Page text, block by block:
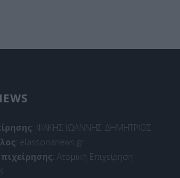
: ΦΑΚΗΣ ΙΩΑΝΝΗΣ ΔΗΜΗΤΡΙΟΣ
: elassonanews.gr
: Ατομική Επιχείρηση